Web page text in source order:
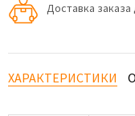
Доставка
ХАРАКТЕРИСТИКИ